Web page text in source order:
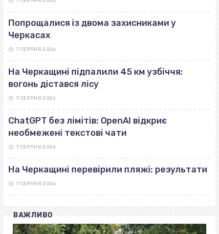
Попрощалися із двома захисниками у
Черкасах
7 СЕРПНЯ 2026
На Черкащині підпалили 45 км узбіччя:
вогонь дістався лісу
7 СЕРПНЯ 2026
ChatGPT без лімітів: OpenAI відкриє
необмежені текстові чати
7 СЕРПНЯ 2026
На Черкащині перевірили пляжі: результати
7 СЕРПНЯ 2026
ВАЖЛИВО